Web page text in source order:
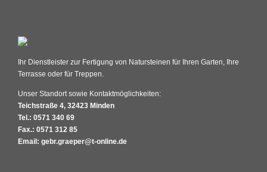
Ihr Dienstleister zur Fertigung von Natursteinen für Ihren Garten, Ihre
Terrasse oder für Treppen.
Unser Standort sowie Kontaktmöglichkeiten:
Teichstraße 4, 32423 Minden
Tel.: 0571 340 69
Fax.: 0571 312 85
Email: gebr.graeper@t-online.de